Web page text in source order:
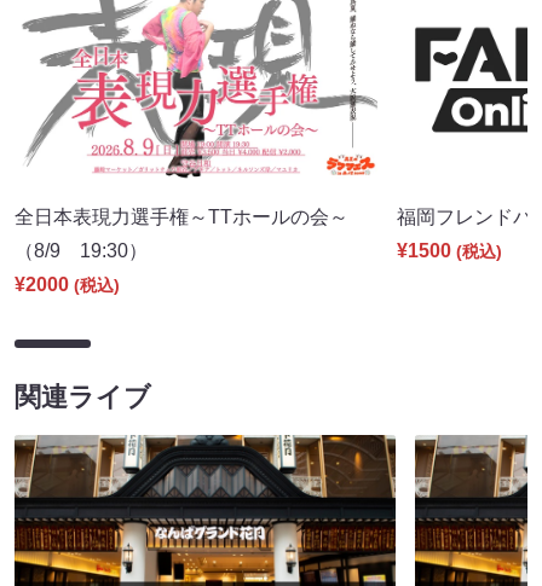
全日本表現力選手権～TTホールの会～
（8/9 19:30）
¥2000 (税込)
福岡フレンド
¥1500 (税込)
関連ライブ